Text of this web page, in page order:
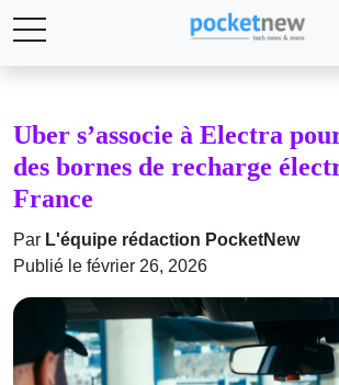
Uber s’associe à Electra
des bornes de recharge
France
Par L'équipe rédaction PocketNew
Publié le février 26, 2026